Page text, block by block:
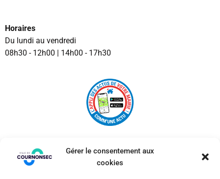
Gérer le consentement aux
cookies
Horaires
Du lundi au vendredi
08h30 - 12h00 | 14h00 - 17h30